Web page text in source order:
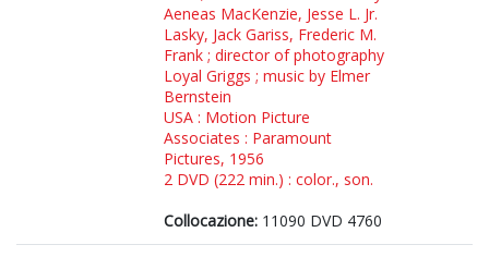
Aeneas MacKenzie, Jesse L. Jr.
Lasky, Jack Gariss, Frederic M.
Frank ; director of photography
Loyal Griggs ; music by Elmer
Bernstein
USA : Motion Picture
Associates : Paramount
Pictures, 1956
2 DVD (222 min.) : color., son.
Collocazione: 11090 DVD 4760